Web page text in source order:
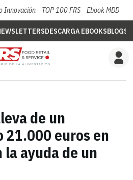
Innovación TOP 100 FRS Ebook MDD
DESCARGA EBOOKSBLOGS
de un
21.000 euros en
ayuda de un